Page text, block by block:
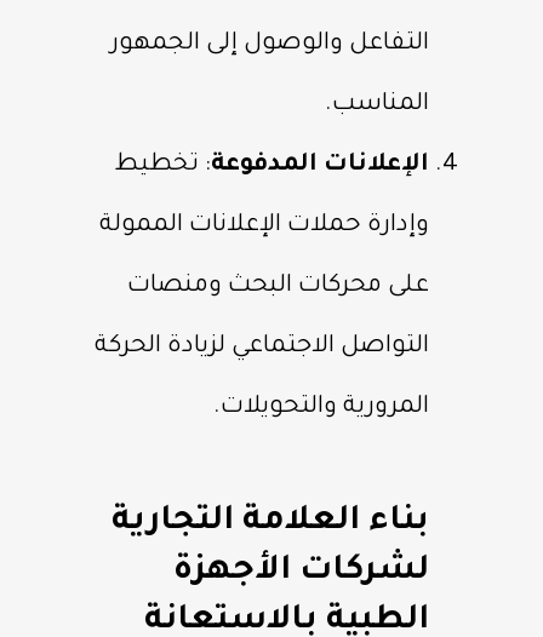
التفاعل والوصول إلى الجمهور
المناسب.
الإعلانات المدفوعة: تخطيط
وإدارة حملات الإعلانات الممولة
على محركات البحث ومنصات
التواصل الاجتماعي لزيادة الحركة
المرورية والتحويلات.
بناء العلامة التجارية
لشركات الأجهزة
الطبية بالاستعانة